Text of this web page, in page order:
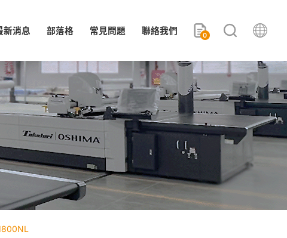
新消息 部落格 常見問題 聯絡我們 0